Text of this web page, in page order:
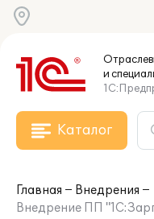
и
Каталог
Главная
Внедрения
Внедрение ПП